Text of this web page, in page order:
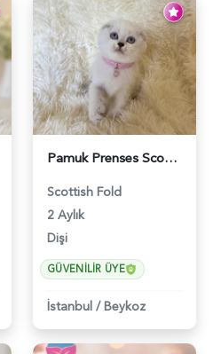
Pamuk Prenses Scottish Fold Maviş Yavrumuz - 6009
Scottish Fold
2 Aylık
Dişi
GÜVENILIR ÜYE
İstanbul / Beykoz